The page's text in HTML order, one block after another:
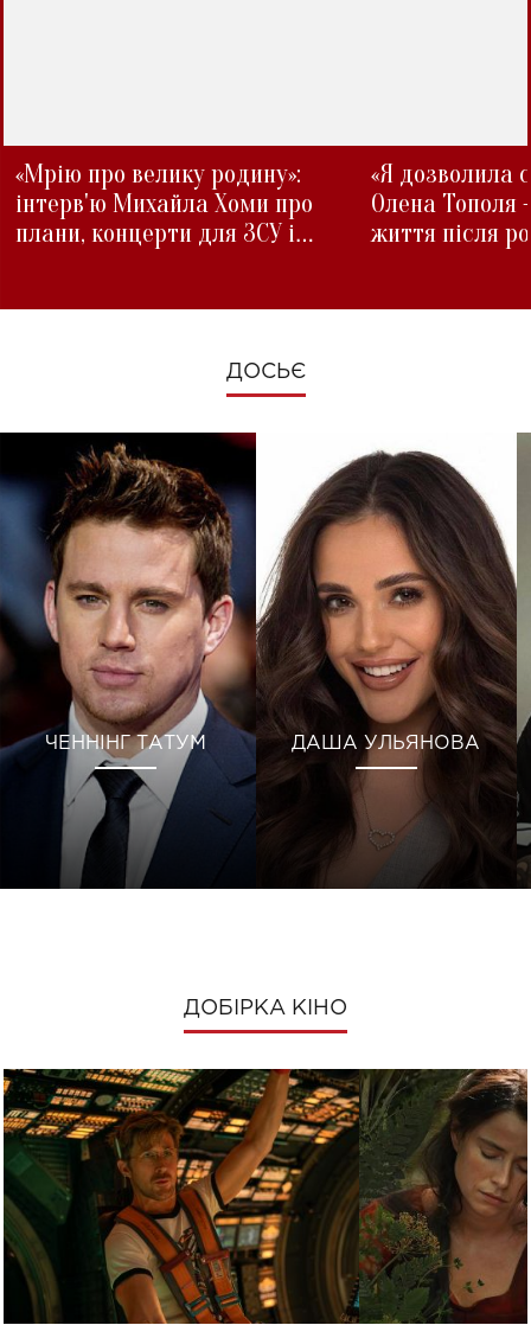
«Мрію про велику родину»:
інтерв'ю Михайла Хоми про
плани, концерти для ЗСУ і
«Я дозволила
Олена Тополя
життя після
ДОСЬЄ
ЧЕННІНГ ТАТУМ ДАША УЛЬЯНОВА
ДОБІРКА КІНО